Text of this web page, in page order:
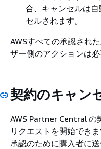
合、キャンセルは
セルされます。
AWSすべての承認され
ザー側のアクションは必
契約のキャン
AWS Partner Central の
リクエストを開始でき
承認のために購入者に